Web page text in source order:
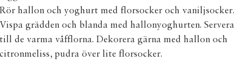
Rör hallon och yoghurt med florsocker och vaniljsocker.
Vispa grädden och blanda med hallonyoghurten. Servera
till de varma våfflorna. Dekorera gärna med hallon och
citronmeliss, pudra över lite florsocker.